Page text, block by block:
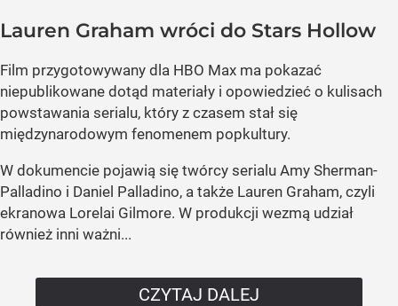
Lauren Graham wróci do Stars Hollow
Film przygotowywany dla HBO Max ma pokazać
niepublikowane dotąd materiały i opowiedzieć o kulisach
powstawania serialu, który z czasem stał się
międzynarodowym fenomenem popkultury.
W dokumencie pojawią się twórcy serialu Amy Sherman-
Palladino i Daniel Palladino, a także Lauren Graham, czyli
ekranowa Lorelai Gilmore. W produkcji wezmą udział
również inni ważni...
CZYTAJ DALEJ